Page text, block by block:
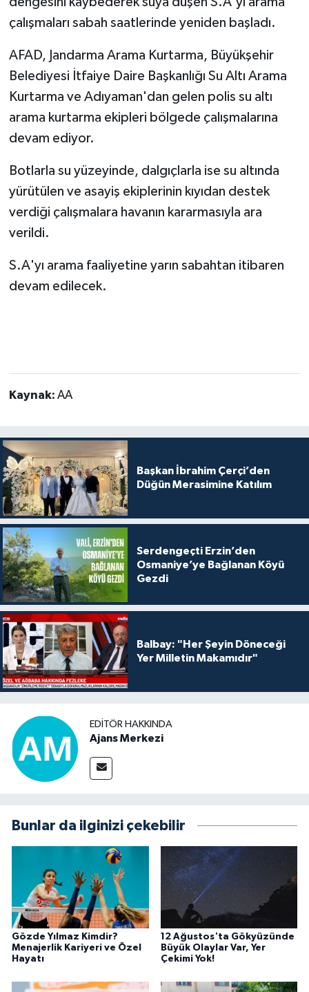
çalışmaları sabah saatlerinde yeniden başladı.
AFAD, Jandarma Arama Kurtarma, Büyükşehir
Belediyesi İtfaiye Daire Başkanlığı Su Altı Arama
Kurtarma ve Adıyaman'dan gelen polis su altı
arama kurtarma ekipleri bölgede çalışmalarına
devam ediyor.
Botlarla su yüzeyinde, dalgıçlarla ise su altında
yürütülen ve asayiş ekiplerinin kıyıdan destek
verdiği çalışmalara havanın kararmasıyla ara
verildi.
S.A'yı arama faaliyetine yarın sabahtan itibaren
devam edilecek.
Kaynak: AA
Başkan İbrahim Çerçi’den
Düğün Merasimine Katılım
Serdengeçti Erzin’den
Osmaniye’ye Bağlanan Köyü
Gezdi
Balbay: "Her Şeyin Döneceği
Yer Milletin Makamıdır"
EDITÖR HAKKINDA
Ajans Merkezi
Bunlar da ilginizi çekebilir
Gözde Yılmaz Kimdir?
Menajerlik Kariyeri ve Özel
Hayatı
12 Ağustos'ta Gökyüzünde
Büyük Olaylar Var, Yer
Çekimi Yok!